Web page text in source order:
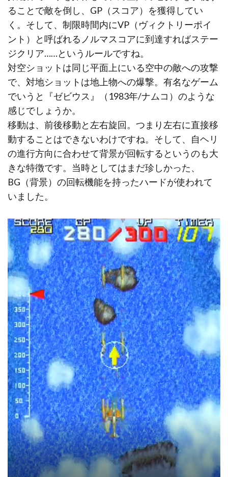
ることで敵を倒し、GP（スコア）を獲得してい
く。そして、制限時間内にVP（ヴィクトリーポイ
ント）と呼ばれるノルマスコアに到達すればステー
ジクリア……というルールですね。
対空ショットは同じ平面上にいる空中の敵への攻撃
で、対地ショットは地上物への爆撃。有名なゲーム
でいうと『ゼビウス』（1983年/ナムコ）のような
感じでしょうか。
移動は、前後移動と左右旋回。つまり左右に直接移
動することはできないわけですね。そして、自ヘリ
の進行方向に合わせて背景が回転するというのも大
きな特徴です。当時としてはまだ珍しかった、
BG（背景）の回転機能を持ったハードが使われて
いました。